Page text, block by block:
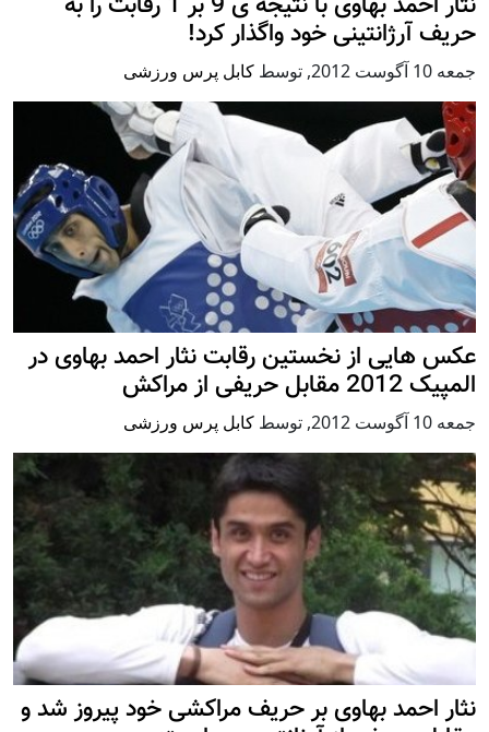
حریف آرژانتینی خود واگذار کرد!
جمعه 10 آگوست 2012 , توسط کابل پرس ورزشی
عکس هایی از نخستین رقابت نثار احمد بهاوی در
المپیک 2012 مقابل حریفی از مراکش
جمعه 10 آگوست 2012 , توسط کابل پرس ورزشی
نثار احمد بهاوی بر حریف مراکشی خود پیروز شد و